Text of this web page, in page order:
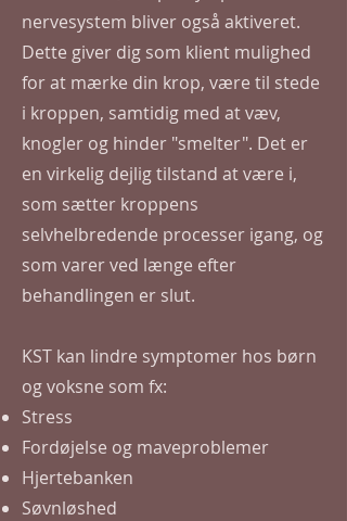
nervesystem bliver også aktiveret.
Dette giver dig som klient mulighed
for at mærke din krop, være til stede
i kroppen, samtidig med at væv,
knogler og hinder "smelter". Det er
en virkelig dejlig tilstand at være i,
som sætter kroppens
selvhelbredende processer igang, og
som varer ved længe efter
behandlingen er slut.
KST kan lindre symptomer hos børn
og voksne som fx:
Stress
Fordøjelse og maveproblemer
Hjertebanken
Søvnløshed